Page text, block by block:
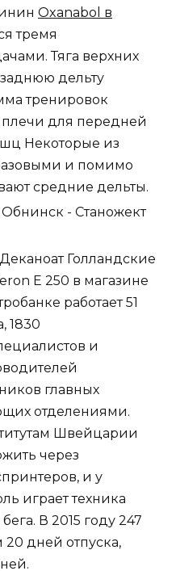
Oxanabol в
тремя
Тяга верхних
дельту
тренировок
для передней
Некоторые из
и помимо
средние дельты.
- Станожект
Голландские
E 250 в магазине
работает 51
1830
и
главных
отделениями.
Швейцарии
через
и у
играет техника
В 2015 году 247
дней отпуска,